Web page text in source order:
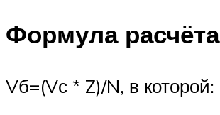
Формула расчёта
Vб=(Vс * Z)/N, в которой: